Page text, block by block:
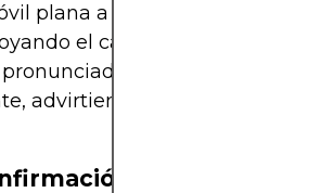
plana a menudo señala una
el caso del trading en
sugieren que
advirtiendo a los traders que